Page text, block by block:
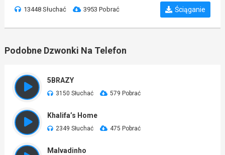
13448 Słuchać 3953 Pobrać Ściąganie
Podobne Dzwonki Na Telefon
5BRAZY
3150 Słuchać 579 Pobrać
Khalifa’s Home
2349 Słuchać 475 Pobrać
Malvadinho